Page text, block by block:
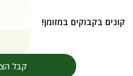
קונים בקבוקים במזומן!
קבל